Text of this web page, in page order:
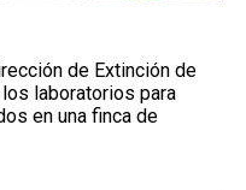
de Extinción de
laboratorios para
en una finca de